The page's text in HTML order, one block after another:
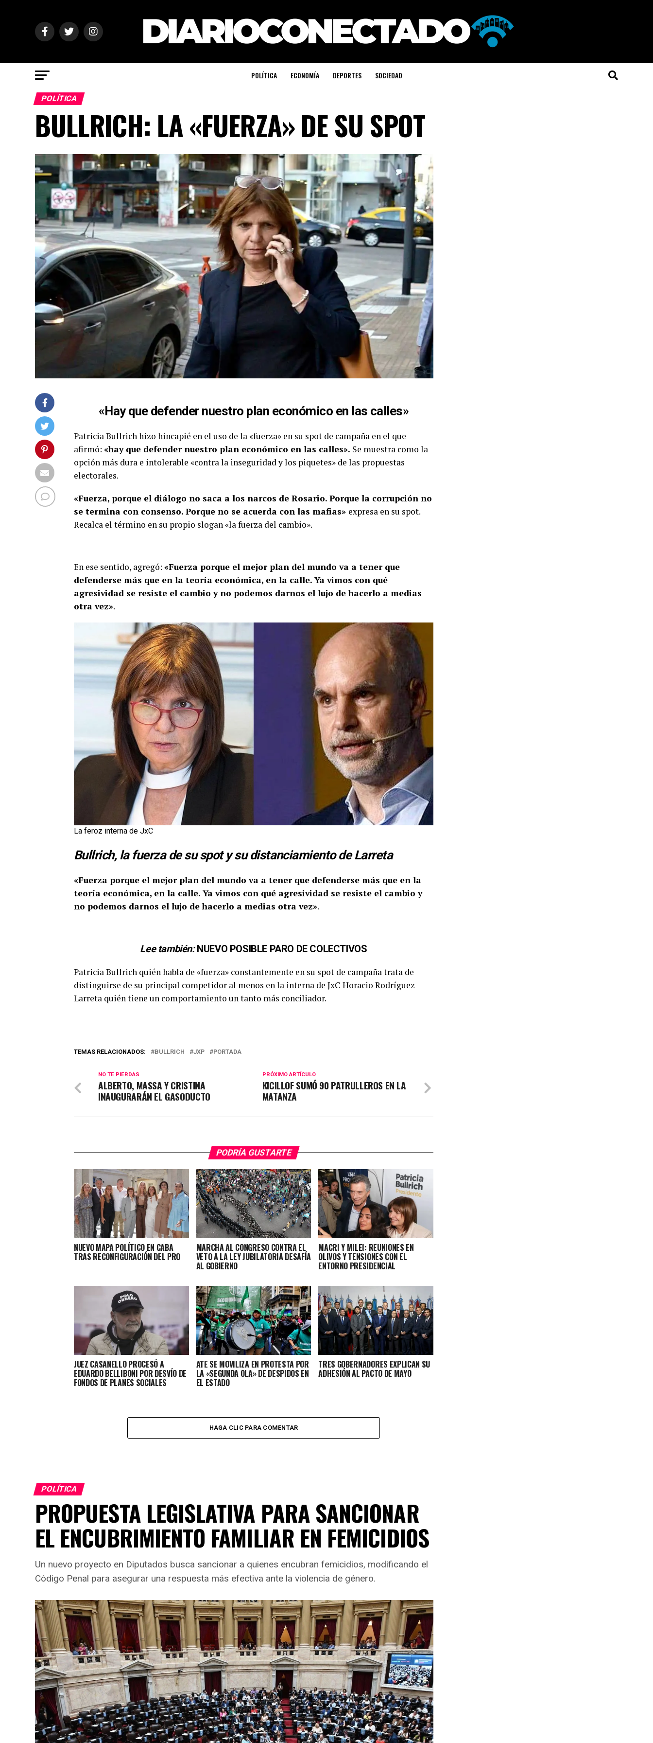
POLÍTICA ECONOMÍA DEPORTES SOCIEDAD
POLÍTICA
BULLRICH: LA «FUERZA» DE SU SPOT
«Hay que defender nuestro plan económico en las calles»
Patricia Bullrich hizo hincapié en el uso de la «fuerza» en su spot de campaña en el que
afirmó: «hay que defender nuestro plan económico en las calles». Se muestra como la
opción más dura e intolerable «contra la inseguridad y los piquetes» de las propuestas
electorales.
«Fuerza, porque el diálogo no saca a los narcos de Rosario. Porque la corrupción no
se termina con consenso. Porque no se acuerda con las mafias» expresa en su spot.
Recalca el término en su propio slogan «la fuerza del cambio».
En ese sentido, agregó: «Fuerza porque el mejor plan del mundo va a tener que
defenderse más que en la teoría económica, en la calle. Ya vimos con qué
agresividad se resiste el cambio y no podemos darnos el lujo de hacerlo a medias
otra vez».
La feroz interna de JxC
Bullrich, la fuerza de su spot y su distanciamiento de Larreta
«Fuerza porque el mejor plan del mundo va a tener que defenderse más que en la
teoría económica, en la calle. Ya vimos con qué agresividad se resiste el cambio y
no podemos darnos el lujo de hacerlo a medias otra vez».
Lee también: NUEVO POSIBLE PARO DE COLECTIVOS
Patricia Bullrich quién habla de «fuerza» constantemente en su spot de campaña trata de
distinguirse de su principal competidor al menos en la interna de JxC Horacio Rodríguez
Larreta quién tiene un comportamiento un tanto más conciliador.
TEMAS RELACIONADOS: BULLRICH JXP PORTADA
PRÓXIMO ARTÍCULO
KICILLOF SUMÓ 90 PATRULLEROS EN LA
MATANZA
NO TE PIERDAS
ALBERTO, MASSA Y CRISTINA
INAUGURARÁN EL GASODUCTO
PODRÍA GUSTARTE
NUEVO MAPA POLÍTICO EN CABA
TRAS RECONFIGURACIÓN DEL PRO
MARCHA AL CONGRESO CONTRA EL
VETO A LA LEY JUBILATORIA DESAFÍA
AL GOBIERNO
MACRI Y MILEI: REUNIONES EN
OLIVOS Y TENSIONES CON EL
ENTORNO PRESIDENCIAL
JUEZ CASANELLO PROCESÓ A
EDUARDO BELLIBONI POR DESVÍO DE
FONDOS DE PLANES SOCIALES
ATE SE MOVILIZA EN PROTESTA POR
LA «SEGUNDA OLA» DE DESPIDOS EN
EL ESTADO
TRES GOBERNADORES EXPLICAN SU
ADHESIÓN AL PACTO DE MAYO
HAGA CLIC PARA COMENTAR
POLÍTICA
PROPUESTA LEGISLATIVA PARA SANCIONAR
EL ENCUBRIMIENTO FAMILIAR EN FEMICIDIOS
Un nuevo proyecto en Diputados busca sancionar a quienes encubran femicidios, modificando el
Código Penal para asegurar una respuesta más efectiva ante la violencia de género.